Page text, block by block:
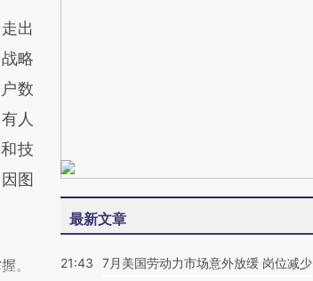
出
略
数
人
技
图
。
最新文章
21:43
7月美国劳动力市场意外放缓 岗位减少